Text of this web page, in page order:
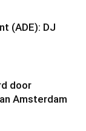
(ADE): DJ
door
Amsterdam